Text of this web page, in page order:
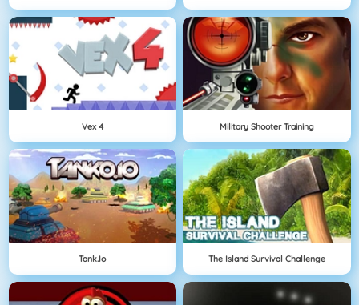
Vex 4 Military Shooter Training
Tank.io The Island Survival Challenge